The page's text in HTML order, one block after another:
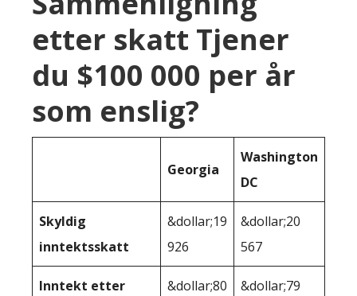
etter skatt Tjener
du $100 000 per år
som enslig?
Georgia
Washington
DC
Skyldig
inntektsskatt
&dollar;19
926
&dollar;20
567
Inntekt etter
&dollar;80
&dollar;79